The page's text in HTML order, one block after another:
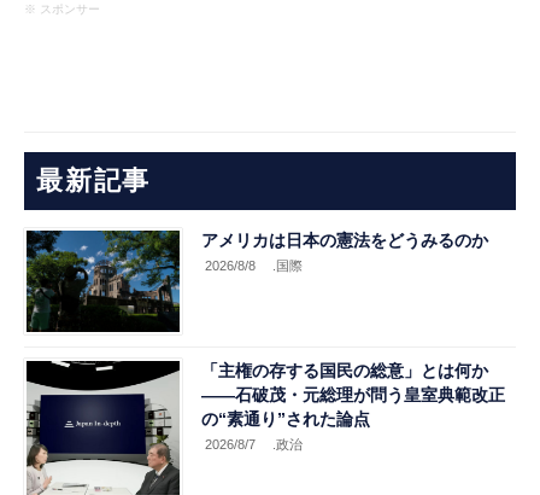
※ スポンサー
最新記事
アメリカは日本の憲法をどうみるのか
2026/8/8 .国際
「主権の存する国民の総意」とは何か
――石破茂・元総理が問う皇室典範改正
の“素通り”された論点
2026/8/7 .政治